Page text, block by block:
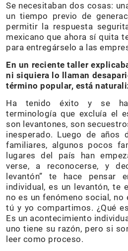
Se necesitaban dos cosas:
un tiempo previo de
permitir la respuesta
mexicano que ahora sí quita
para entregárselo a las
En un reciente taller
ni siquiera lo llaman
término popular, está
Ha tenido éxito y se
terminología que excluía el
son levantones, son
inesperado. Luego de años
familiares, algunos pocos
lugares del país han
verse, a reconocerse, y
levantón” te hace pensar
individual, es un levantón, te
no es un fenómeno social,
tú y yo compartimos. ¿Qué
Es un acontecimiento
uno tiene su razón, pero si
leer como proceso.